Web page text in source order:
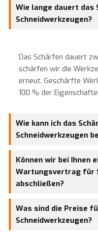
Wie lange dauert das
Schneidwerkzeugen?
Das Schärfen dauert
schärfen wir die
erneut. Geschärfte
100 % der
Wie kann ich das
Schneidwerkzeugen
Können wir bei Ihnen
Wartungsvertrag für
abschließen?
Was sind die Preise
Schneidwerkzeugen?